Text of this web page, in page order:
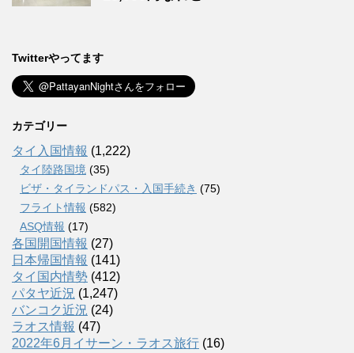
Twitterやってます
カテゴリー
タイ入国情報 (1,222)
タイ陸路国境 (35)
ビザ・タイランドパス・入国手続き (75)
フライト情報 (582)
ASQ情報 (17)
各国開国情報 (27)
日本帰国情報 (141)
タイ国内情勢 (412)
パタヤ近況 (1,247)
バンコク近況 (24)
ラオス情報 (47)
2022年6月イサーン・ラオス旅行 (16)